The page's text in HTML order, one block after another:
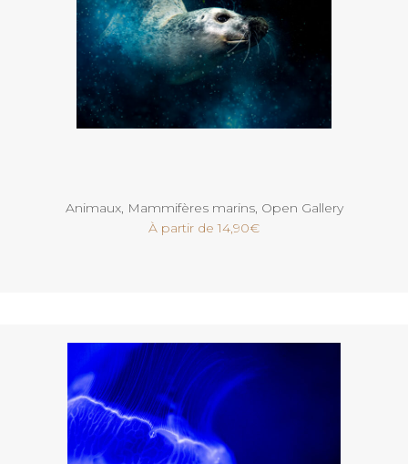
Animaux, Mammifères marins, Open Gallery
À partir de14,90€